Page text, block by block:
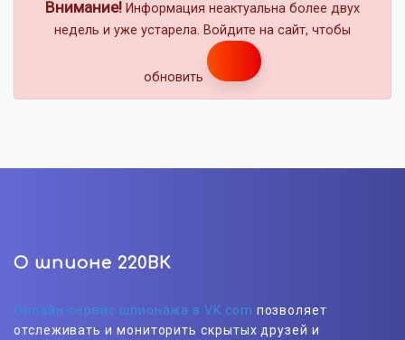
Внимание! Информация неактуальна более двух
недель и уже устарела. Войдите на сайт, чтобы
обновить
О шпионе 220ВК
Онлайн-сервис шпионажа в VK.com позволяет
отслеживать и мониторить скрытых друзей и